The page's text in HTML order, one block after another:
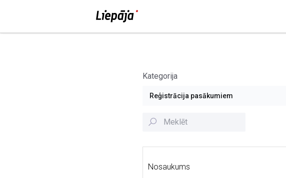
Kategorija
Reģistrācija pasākumiem
Nosaukums